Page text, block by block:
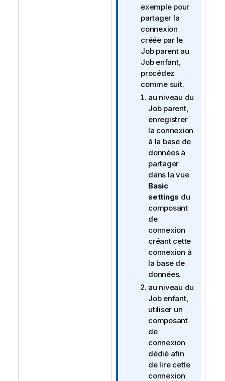
t
i
o
n
s
exemple pour
partager la
connexion
créée par le
Job parent au
Job enfant,
procédez
comme suit.
au niveau du
Job parent,
enregistrer
la connexion
à la base de
données à
partager
dans la vue
Basic
settings du
composant
de
connexion
créant cette
connexion à
la base de
données.
au niveau du
Job enfant,
utiliser un
composant
de
connexion
dédié afin
de lire cette
connexion